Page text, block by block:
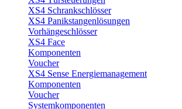
XS4 Schrankschlösser
XS4 Panikstangenlösungen
Vorhängeschlösser
XS4 Face
Komponenten
Voucher
XS4 Sense Energiemanagement
Komponenten
Voucher
Systemkomponenten